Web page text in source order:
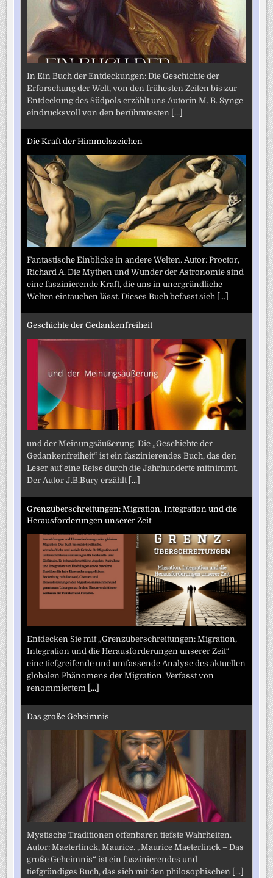
In Ein Buch der Entdeckungen: Die Geschichte der
Erforschung der Welt, von den frühesten Zeiten bis zur
Entdeckung des Südpols erzählt uns Autorin M. B. Synge
eindrucksvoll von den berühmtesten [...]
Die Kraft der Himmelszeichen
Fantastische Einblicke in andere Welten. Autor: Proctor,
Richard A. Die Mythen und Wunder der Astronomie sind
eine faszinierende Kraft, die uns in unergründliche
Welten eintauchen lässt. Dieses Buch befasst sich [...]
Geschichte der Gedankenfreiheit
und der Meinungsäußerung. Die „Geschichte der
Gedankenfreiheit“ ist ein faszinierendes Buch, das den
Leser auf eine Reise durch die Jahrhunderte mitnimmt.
Der Autor J.B.Bury erzählt [...]
Grenzüberschreitungen: Migration, Integration und die
Herausforderungen unserer Zeit
Entdecken Sie mit „Grenzüberschreitungen: Migration,
Integration und die Herausforderungen unserer Zeit“
eine tiefgreifende und umfassende Analyse des aktuellen
globalen Phänomens der Migration. Verfasst von
renommiertem [...]
Das große Geheimnis
Mystische Traditionen offenbaren tiefste Wahrheiten.
Autor: Maeterlinck, Maurice. „Maurice Maeterlinck – Das
große Geheimnis“ ist ein faszinierendes und
tiefgründiges Buch, das sich mit den philosophischen [...]